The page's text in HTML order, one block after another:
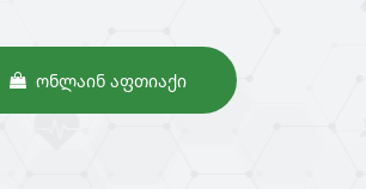
ᲝᲜᲚᲐᲘᲜ ᲐᲤᲗᲘᲐᲥᲘ